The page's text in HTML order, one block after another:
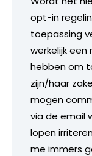
opt-in
toepassing
werkelijk
hebben om
zijn/haar
mogen
via de email
lopen
me immers